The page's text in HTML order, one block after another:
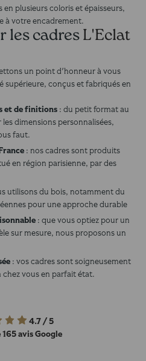
plusieurs coloris et épaisseurs,
à votre encadrement.
les cadresL'Eclat
un point d'honneur à vous
supérieure, conçus et fabriqués en
et de finitions : du petit format au
dimensions personnalisées,
faut.
: nos cadres sont produits
en région parisienne, par des
utilisons du bois, notamment du
pour une approche durable
: que vous optiez pour un
sur mesure, nous proposons un
: vos cadres sont soigneusement
vous en parfait état.
4.7 / 5
165 avisGoogle